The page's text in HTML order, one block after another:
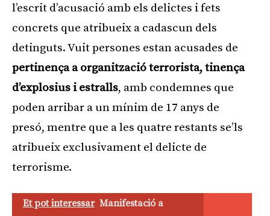
l’escrit d’acusació amb els delictes i fets
concrets que atribueix a cadascun dels
detinguts. Vuit persones estan acusades de
pertinença a organització terrorista, tinença
d’explosius i estralls, amb condemnes que
poden arribar a un mínim de 17 anys de
presó, mentre que a les quatre restants se’ls
atribueix exclusivament el delicte de
terrorisme.
Et pot interessar Manifestació a